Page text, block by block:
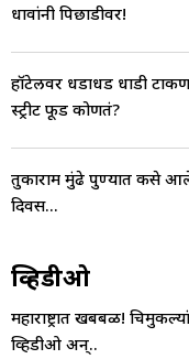
धावांनी पिछाडीवर!
हॉटेलवर धडाधड धाडी
स्ट्रीट फूड कोणतं?
तुकाराम मुंढे पुण्यात कसे
दिवस...
व्हिडीओ
महाराष्ट्रात खबबळ!
व्हिडीओ अन्..